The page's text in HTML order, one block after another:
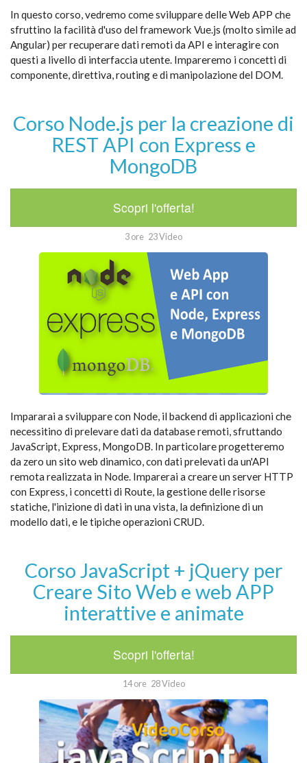
In questo corso, vedremo come sviluppare delle Web APP che
sfruttino la facilità d'uso del framework Vue.js (molto simile ad
Angular) per recuperare dati remoti da API e interagire con
questi a livello di interfaccia utente. Impareremo i concetti di
componente, direttiva, routing e di manipolazione del DOM.
Corso Node.js per la creazione di
REST API con Express e
MongoDB
Scopri l'offerta!
3 ore 23 Video
Impararai a sviluppare con Node, il backend di applicazioni che
necessitino di prelevare dati da database remoti, sfruttando
JavaScript, Express, MongoDB. In particolare progetteremo
da zero un sito web dinamico, con dati prelevati da un'API
remota realizzata in Node. Imparerai a creare un server HTTP
con Express, i concetti di Route, la gestione delle risorse
statiche, l'inizione di dati in una vista, la definizione di un
modello dati, e le tipiche operazioni CRUD.
Corso JavaScript + jQuery per
Creare Sito Web e web APP
interattive e animate
Scopri l'offerta!
14 ore 28 Video